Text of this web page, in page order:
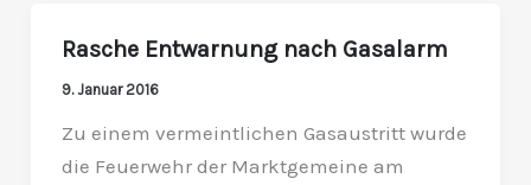
Rasche Entwarnung nach Gasalarm
9. Januar 2016
Zu einem vermeintlichen Gasaustritt wurde
die Feuerwehr der Marktgemeine am
Rasche
Entwarnung